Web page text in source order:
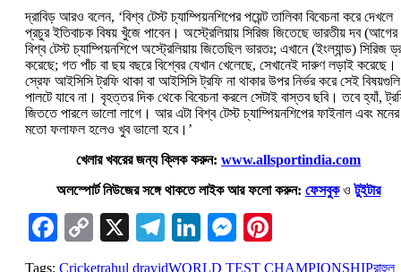
দ্রাবিড় আরও বলেন, ‘বিশ্ব টেস্ট চ্যাম্পিয়নশিপের পয়েন্ট তালিকা বিবেচনা করে দেখলে
প্রচুর ইতিবাচক বিষয় খুঁজে পাবেন। অস্ট্রেলিয়ায় সিরিজ জিতেছে ভারতীয় দব (আগের
বিশ্ব টেস্ট চ্যাম্পিয়নশিপে অস্ট্রেলিয়ায় জিতেছিল ভারতঃ; এখানে (ইংল্যান্ড) সিরিজ
করেছে; গত পাঁচ বা ছয় বছরে বিশ্বের যেখান খেলেছে, সেখানেই দারুণ লড়াই করেছে।
স্রেফ আইসিসি ট্রফি থাকা বা আইসিসি ট্রফি না থাকার উপর নির্ভর করে সেই বিষয়গুলি
পালটে যাবে না। বৃহত্তর দিক থেকে বিবেচনা করলে সেটাই বাস্তব ছবি। তবে হ্যাঁ,
জিততে পারলে ভালো লাগে। আর এটা বিশ্ব টেস্ট চ্যাম্পিয়নশিপের ফাইনাল এবং মনের
মতো ফলাফল হলেও খুব ভালো হবে।’
খেলার খবরের জন্য ক্লিক করুন: www.allsportindia.com
অলস্পোর্ট নিউজের সঙ্গে থাকতে লাইক আর ফলো করুন: ফেসবুকওটুইটার
Facebook
Copy
Link
X Telegram
LinkedIn
Messenger
Tags: Cricketrahul dravidWORLD TEST CHAMPIONSHIPরাহুল